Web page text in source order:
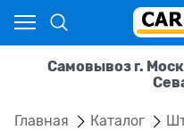
Самовывоз г.
Главная Каталог